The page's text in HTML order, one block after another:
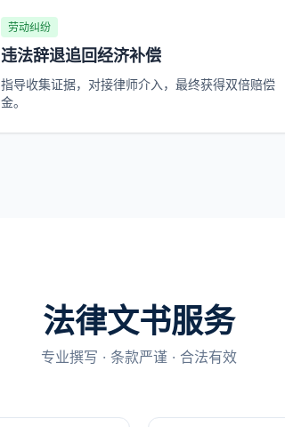
劳动纠纷
违法辞退追回经济补偿
指导收集证据，对接律师介入，最终获得双倍赔偿
金。
法律文书服务
专业撰写 · 条款严谨 · 合法有效